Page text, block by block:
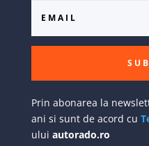
Prin abonarea la
ani si sunt de acord cu
ului autorado.ro